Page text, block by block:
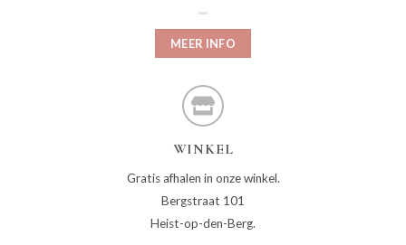
MEER INFO
WINKEL
Gratis afhalen in onze winkel.
Bergstraat 101
Heist-op-den-Berg.